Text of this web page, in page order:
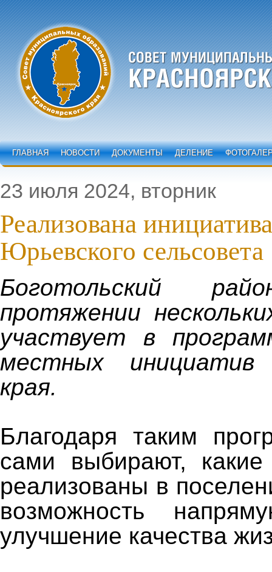
ГЛАВНАЯ НОВОСТИ ДОКУМЕНТЫ ДЕЛЕНИЕ
23 июля 2024, вторник
Реализована
Юрьевского сельсовета
Боготольский
протяжении
участвует в
местных инициатив
края.
Благодаря таким
сами выбирают, какие
реализованы в
возможность
улучшение качества